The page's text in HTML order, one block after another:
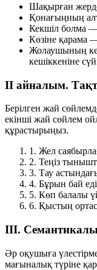
Шақырған
Қонағыңның
Кекшіл болма
Көзіне қарама
Жолаушының
кешіккеніне
II айналым.
Берілген жай
екінші жай сөйлем
құрастырыңыз.
1. Жел
2. Теңіз
3. Тау
4. Бұрын бай
5. Көп балалы
6. Қыстың
III.
Әр оқушыға
мағыналық түріне